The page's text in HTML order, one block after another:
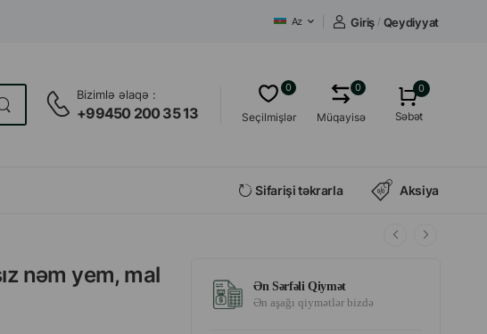
Az Giriş / Qeydiyyat
Bizimlə əlaqə :
+99450 200 35 13 Seçilmişlər
0
Müqayisə
0 0
Səbət
Sifarişi təkrarla Aksiya
nəm yem, mal
Ən Sərfəli Qiymət
Ən aşağı qiymətlər bizdə